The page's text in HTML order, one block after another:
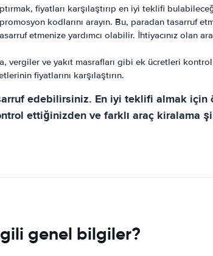
fiyatları karşılaştırıp en iyi teklifi
kodlarını arayın. Bu, paradan tasarruf
etmenize yardımcı olabilir. İhtiyacınız olan
vergiler ve yakıt masrafları gibi ek ücretleri
fiyatlarını karşılaştırın.
edebilirsiniz. En iyi teklifi almak için
ettiğinizden ve farklı araç kiralama
genel bilgiler?